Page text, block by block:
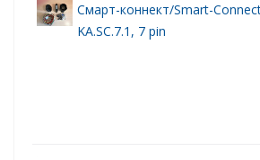
Смарт-коннект/Smart-
KA.SC.7.1, 7 pin